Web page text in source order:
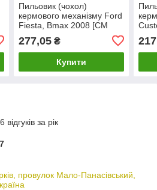
Пильовик (чохол)
кермового механізму Ford
Fiesta, Bmax 2008 [CM
277,05₴
Купити
за рік
провулок Мало-Панасівський,